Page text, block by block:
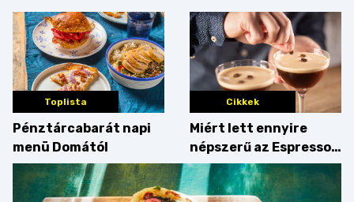
az érveket
Toplista
Pénztárcabarát napi
menü Domától
Cikkek
Miért lett ennyire
népszerű az Espresso
Martini – és mit
érdemes enni mellé?